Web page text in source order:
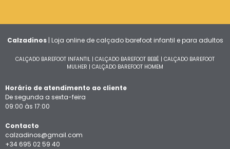
Calzadinos| Loja online de calçado barefoot infantil e para adultos
CALÇADO BAREFOOT INFANTIL | CALÇADO BAREFOOT BEBÉ | CALÇADO BAREFOOT
MULHER | CALÇADO BAREFOOT HOMEM
Horário de atendimento ao cliente
De segunda a sexta-feira
09:00 às 17:00
Contacto
calzadinos@gmail.com
+34 695 02 59 40